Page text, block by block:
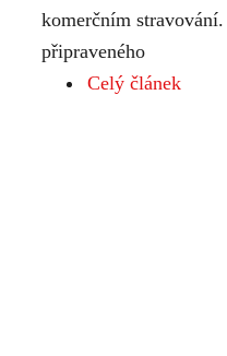
komerčním
připraveného
Celý článek